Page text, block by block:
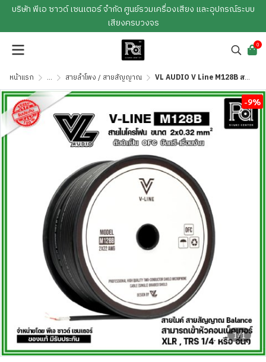
บริษัท พีเอ ซาวด์ เซนเตอร์ จำกัด ศูนย์รวมเครื่องเสียง และอุปกรณ์ระบบ
เสียงครบวงจร
0
หน้าแรก ... สายลำโพง / สายสัญญาณ VL AUDIO V Line M128B สายไมโครโฟน สายขนาด 2 x 0.32mm² ตัวนำทำมาจาก OFC
1/1
-9%